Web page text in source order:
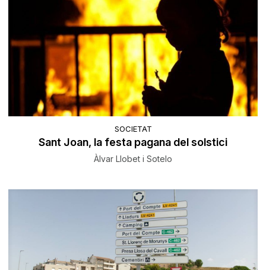
SOCIETAT
Sant Joan, la festa pagana del solstici
Àlvar Llobet i Sotelo